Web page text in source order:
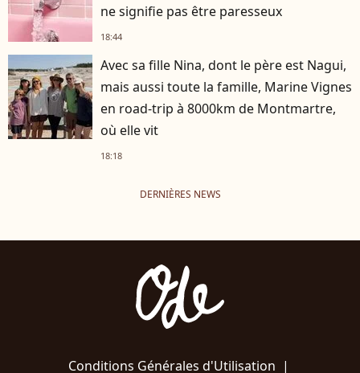
ne signifie pas être paresseux
18:44
Avec sa fille Nina, dont le père est Nagui,
mais aussi toute la famille, Marine Vignes
en road-trip à 8000km de Montmartre,
où elle vit
18:18
DERNIÈRES NEWS
Conditions Générales d'Utilisation |